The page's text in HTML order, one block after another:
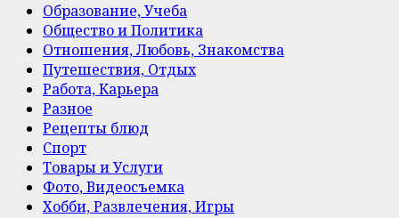
Образование, Учеба
Общество и Политика
Отношения, Любовь, Знакомства
Путешествия, Отдых
Работа, Карьера
Разное
Рецепты блюд
Спорт
Товары и Услуги
Фото, Видеосъемка
Хобби, Развлечения, Игры